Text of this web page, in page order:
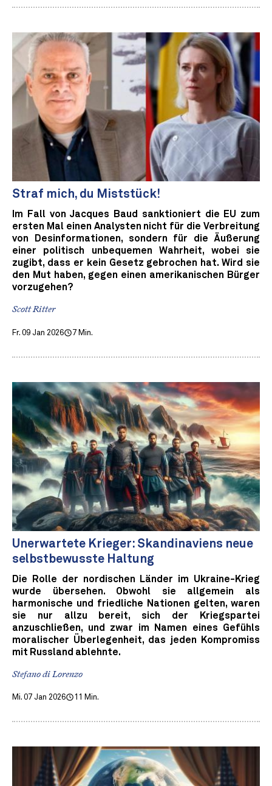
Straf mich, du Miststück!
Im Fall von Jacques Baud sanktioniert die EU zum
ersten Mal einen Analysten nicht für die Verbreitung
von Desinformationen, sondern für die Äußerung
einer politisch unbequemen Wahrheit, wobei sie
zugibt, dass er kein Gesetz gebrochen hat. Wird sie
den Mut haben, gegen einen amerikanischen Bürger
vorzugehen?
Scott Ritter
Fr. 09 Jan 2026 7 Min.
Unerwartete Krieger: Skandinaviens neue
selbstbewusste Haltung
Die Rolle der nordischen Länder im Ukraine-Krieg
wurde übersehen. Obwohl sie allgemein als
harmonische und friedliche Nationen gelten, waren
sie nur allzu bereit, sich der Kriegspartei
anzuschließen, und zwar im Namen eines Gefühls
moralischer Überlegenheit, das jeden Kompromiss
mit Russland ablehnte.
Stefano di Lorenzo
Mi. 07 Jan 2026 11 Min.